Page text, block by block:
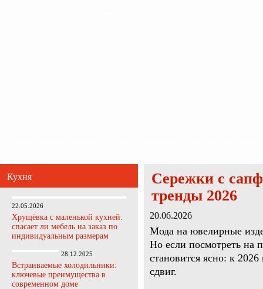
Кухня
22.05.2026
Хрущёвка с маленькой кухней:
спасает ли мебель на заказ по
индивидуальным размерам
28.12.2025
Встраиваемые холодильники:
ключевые преимущества в
современном доме
Сережки с
тренды 2026
20.06.2026
Мода на ювелирные
Но если посмотреть на
становится ясно: к
сдвиг.